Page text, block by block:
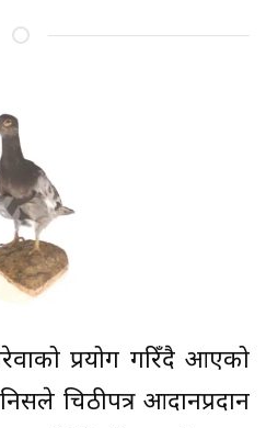
प्रयोग गरिँदै आएको
चिठीपत्र आदानप्रदान